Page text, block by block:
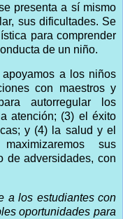
presenta a sí mismo
sus dificultades. Se
para comprender
de un niño.
a los niños
con maestros y
autorregular los
atención; (3) el éxito
y (4) la salud y el
sus
de adversidades, con
a los estudiantes con
oportunidades para